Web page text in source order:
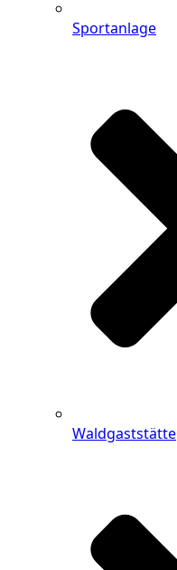
Sportanlage
Waldgaststätte